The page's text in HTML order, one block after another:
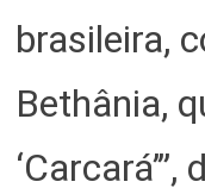
brasileira,
Bethânia,
‘Carcará’”,